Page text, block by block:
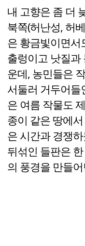
내 고향은 좀 더
북쪽(허난성, 허
은 황금빛이면서
출렁이고 낫질과
운데, 농민들은
서둘러 거두어들
은 여름 작물도
종이 같은 땅에
은 시간과 경쟁
뒤섞인 들판은
의 풍경을 만들